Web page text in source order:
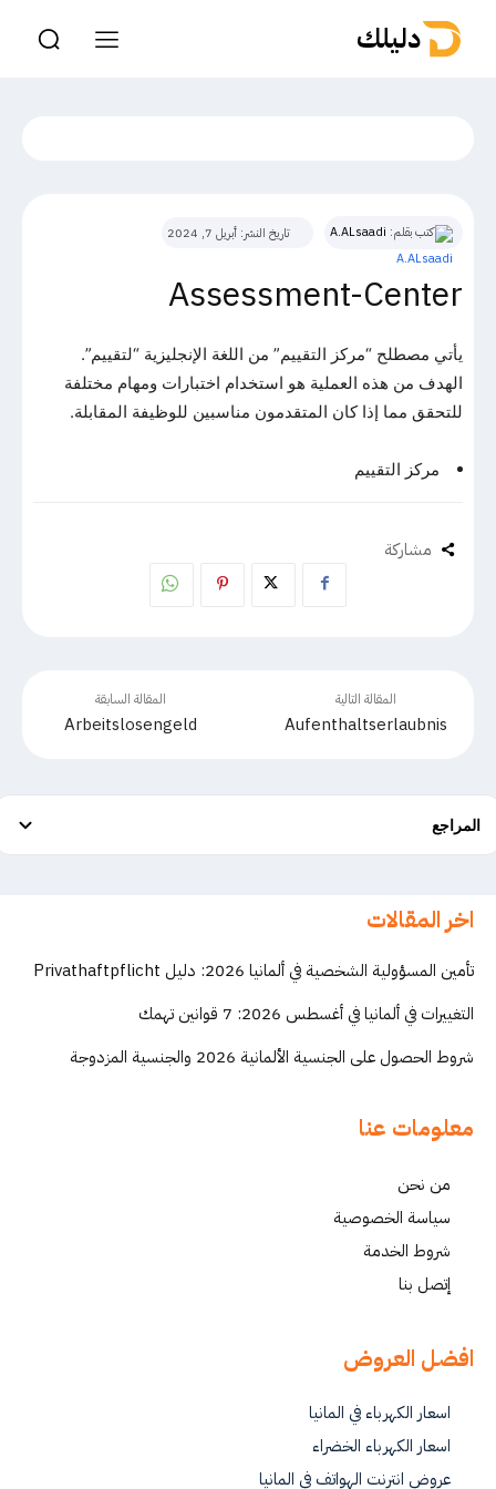
دليلك
كتب بقلم: A.ALsaadi تاريخ النشر: أبريل 7, 2024
Assessment-Center
يأتي مصطلح “مركز التقييم” من اللغة الإنجليزية “لتقييم”.
الهدف من هذه العملية هو استخدام اختبارات ومهام مختلفة
للتحقق مما إذا كان المتقدمون مناسبين للوظيفة المقابلة.
مركز التقييم
مشاركة
المقالة السابقة
Arbeitslosengeld
المقالة التالية
Aufenthaltserlaubnis
المراجع
اخر المقالات
تأمين المسؤولية الشخصية في ألمانيا 2026: دليل Privathaftpflicht
التغييرات في ألمانيا في أغسطس 2026: 7 قوانين تهمك
شروط الحصول على الجنسية الألمانية 2026 والجنسية المزدوجة
معلومات عنا
من نحن
سياسة الخصوصية
شروط الخدمة
إتصل بنا
افضل العروض
اسعار الكهرباء في المانيا
اسعار الكهرباء الخضراء
عروض انترنت الهواتف في المانيا